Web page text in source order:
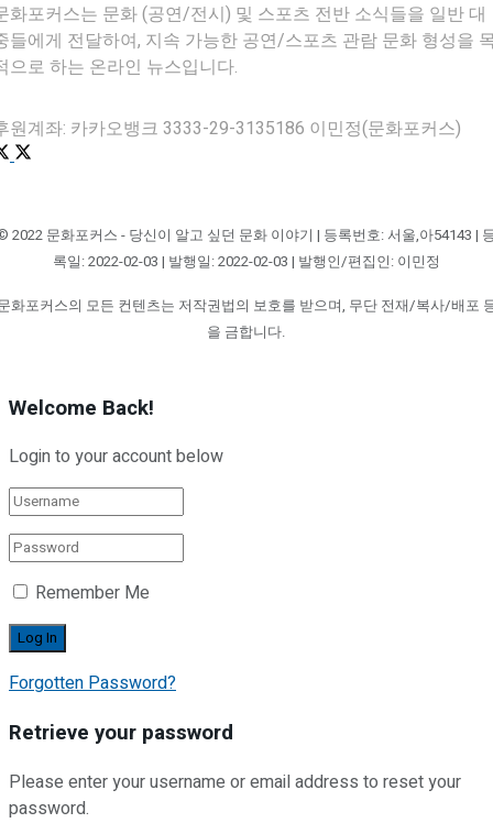
화포커스는 문화 (공연/전시) 및 스포츠 전반 소식들을 일반 대
들에게 전달하여, 지속 가능한 공연/스포츠 관람 문화 형성을
으로 하는 온라인 뉴스입니다.
원계좌: 카카오뱅크 3333-29-3135186 이민정(문화포커스)
2022 문화포커스 - 당신이 알고 싶던 문화 이야기 | 등록번호: 서울,아54143 |
록일: 2022-02-03 | 발행일: 2022-02-03 | 발행인/편집인: 이민정
화포커스의 모든 컨텐츠는 저작권법의 보호를 받으며, 무단 전재/복사/배포
을 금합니다.
Welcome Back!
Login to your account below
Remember Me
Forgotten Password?
Retrieve your password
Please enter your username or email address to reset your
password.